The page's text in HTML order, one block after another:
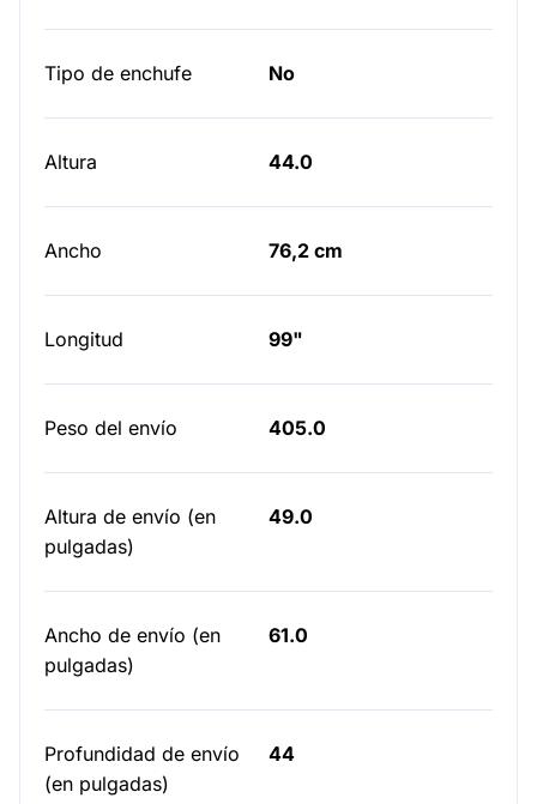
Tipo de enchufe No
Altura 44.0
Ancho 76,2 cm
Longitud 99"
Peso del envío 405.0
Altura de envío (en
pulgadas)
49.0
Ancho de envío (en
pulgadas)
61.0
Profundidad de envío
(en pulgadas)
44